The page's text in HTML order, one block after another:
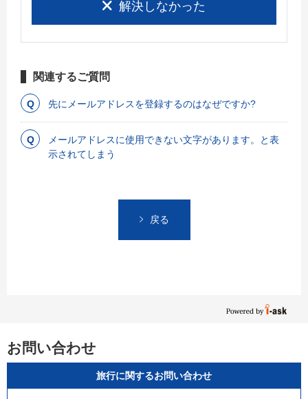
解決しなかった
関連するご質問
先にメールアドレスを登録するのはなぜですか?
メールアドレスに使用できない文字があります。と表
示されてしまう
戻る
お問い合わせ
旅行に関するお問い合わせ